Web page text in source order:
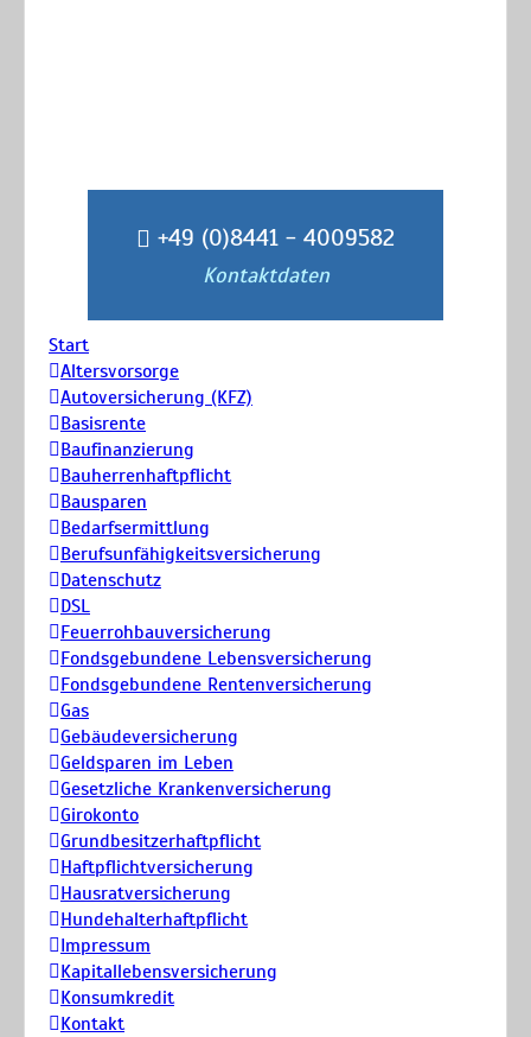
+49 (0)8441 - 4009582
Kontaktdaten
Start
Altersvorsorge
Autoversicherung (KFZ)
Basisrente
Baufinanzierung
Bauherrenhaftpflicht
Bausparen
Bedarfsermittlung
Berufs­unfähigkeitsversicherung
Datenschutz
DSL
Feuerrohbauversicherung
Fondsgebundene Lebensversicherung
Fondsgebundene Rentenversicherung
Gas
Gebäudeversicherung
Geldsparen im Leben
Gesetzliche Krankenversicherung
Girokonto
Grundbesitzerhaftpflicht
Haftpflichtversicherung
Hausratversicherung
Hundehalterhaftpflicht
Impressum
Kapitallebensversicherung
Konsumkredit
Kontakt